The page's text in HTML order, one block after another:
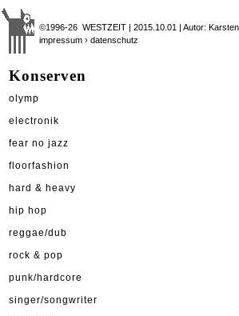
©1996-26 WESTZEIT | 2015.10.01 | Autor:
impressum › datenschutz
Konserven
olymp
electronik
fear no jazz
floorfashion
hard & heavy
hip hop
reggae/dub
rock & pop
punk/hardcore
singer/songwriter